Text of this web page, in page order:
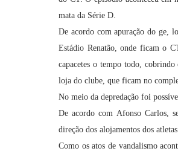
mata da Série D.
De acordo com apuração do ge,
Estádio Renatão, onde ficam o
capacetes o tempo todo,
loja do clube, que ficam no
No meio da depredação foi
De acordo com Afonso Carlos,
direção dos alojamentos dos
Como os atos de vandalismo